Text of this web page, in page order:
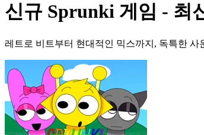
신규 Sprunki 게임 - 최
레트로 비트부터 현대적인 믹스까지, 독특한